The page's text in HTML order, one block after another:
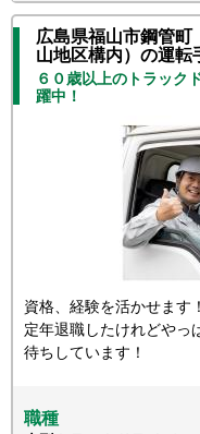
広島県福山市鋼管町
山地区構内）の運転
６０歳以上のトラック
躍中！
資格、経験を活かせます
定年退職したけれどやっ
待ちしています！
職種